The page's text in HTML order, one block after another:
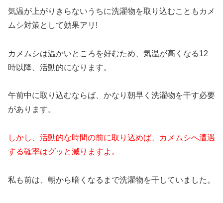
気温が上がりきらないうちに洗濯物を取り込むこともカメ
ムシ対策として効果アリ!
カメムシは温かいところを好むため、気温が高くなる12
時以降、活動的になります。
午前中に取り込むならば、かなり朝早く洗濯物を干す必要
があります。
しかし、活動的な時間の前に取り込めば、カメムシへ遭遇
する確率はグッと減りますよ。
私も前は、朝から暗くなるまで洗濯物を干していました。